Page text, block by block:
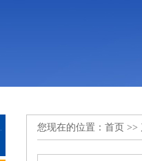
您现在的位置： 首页 >>